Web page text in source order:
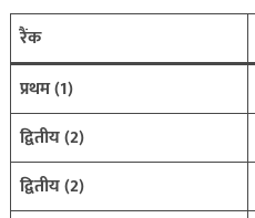
रैंक
प्रथम (1)
द्वितीय (2)
द्वितीय (2)